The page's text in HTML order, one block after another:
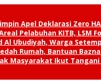
Apel Deklarasi Zero
Pelabuhan KITB, LSM
Al Ubudiyah, Warga
Rumah, Bantuan
Masyarakat Ikut